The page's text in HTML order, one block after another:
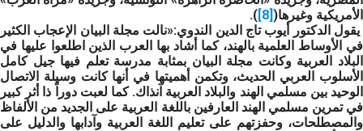
الأمريكية وغيرها(
).
يقول الدكتور أيوب تاج الدين الندوي:«نالت مجلة البيان الإعجاب الكثير
في الأوساط العلمية بالهند، كما أشاد بها العرب الذين اطلعوا عليها في
البلاد العربية وكانت مجلة البيان بمثابة مدرسة تعلم فيها جيل كامل
الأسلوب العربي الحديث، وتكمن أهميتها في أنها كانت وسيلة الاتصال
الوحيد بين مسلمي الهند والبلاد العربية آنذاك. كما لعبت دوراً ذا أثر كبير
في تمرين مسلمي الهند العارفين باللغة العربية على الجديد من الألفاظ
والمصطلحات، وحفزتهم على تعليم اللغة العربية وآدابها والدليل على